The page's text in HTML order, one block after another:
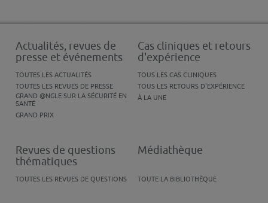
Actualités, revues de
presse et événements
TOUTES LES ACTUALITÉS
TOUTES LES REVUES DE PRESSE
GRAND @NGLE SUR LA SÉCURITÉ EN
SANTÉ
GRAND PRIX
Cas cliniques et retours
d'expérience
TOUS LES CAS CLINIQUES
TOUS LES RETOURS D'EXPÉRIENCE
À LA UNE
Revues de questions
thématiques
TOUTES LES REVUES DE QUESTIONS
Médiathèque
TOUTE LA BIBLIOTHÈQUE